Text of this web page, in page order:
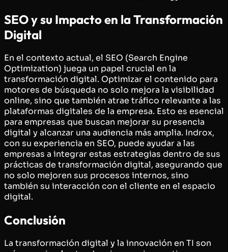
SEO y su Impacto en la Transformación
Digital
En el contexto actual, el SEO (Search Engine
Optimization) juega un papel crucial en la
transformación digital. Optimizar el contenido para
motores de búsqueda no solo mejora la visibilidad
online, sino que también atrae tráfico relevante a las
plataformas digitales de la empresa. Esto es esencial
para empresas que buscan mejorar su presencia
digital y alcanzar una audiencia más amplia. Indrox,
con su experiencia en SEO, puede ayudar a las
empresas a integrar estas estrategias dentro de sus
prácticas de transformación digital, asegurando que
no solo mejoren sus procesos internos, sino
también su interacción con el cliente en el espacio
digital.
Conclusión
La transformación digital y la innovación en TI son